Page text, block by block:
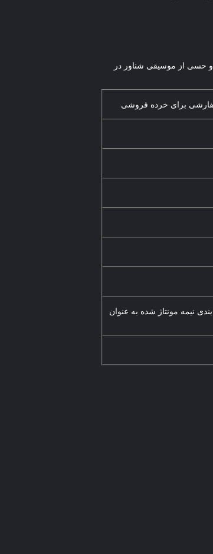
حسی از موسیقی شناور در
برای خرده فروشی
نیمه مونتاژ شده به عنوان